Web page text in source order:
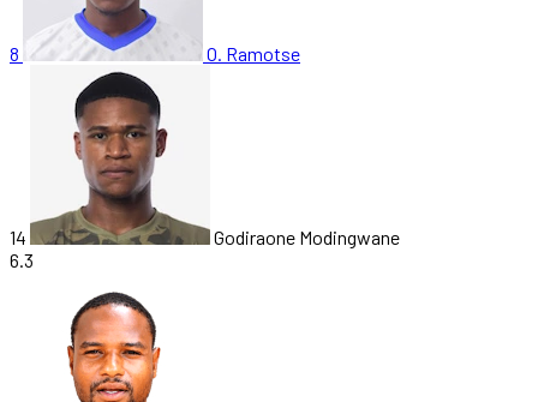
8 O. Ramotse
14
Godiraone Modingwane
6.3